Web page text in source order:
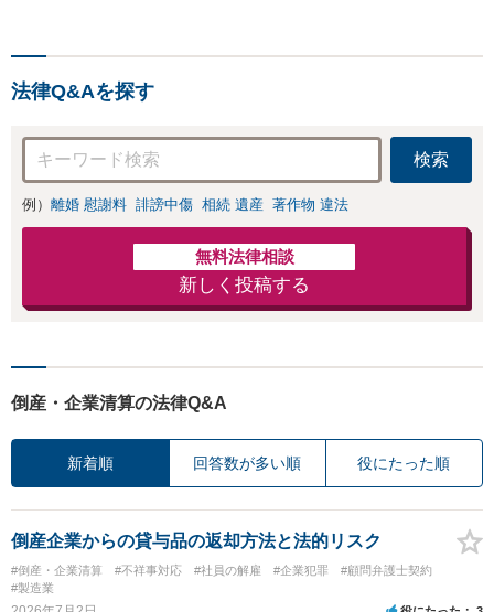
話を伺い、お気持
んでいる段階でも
ご相談ください。
法律Q&Aを探す
検索
例） 離婚 慰謝料 誹謗中傷 相続 遺産 著作物 違法
無料法律相談
新しく投稿する
倒産・企業清算の法律Q&A
新着順 回答数が多い順 役にたった順
倒産企業からの貸与品の返却方法と法的リスク
#倒産・企業清算 #不祥事対応 #社員の解雇 #企業犯罪
#顧問弁護士契約
#製造業